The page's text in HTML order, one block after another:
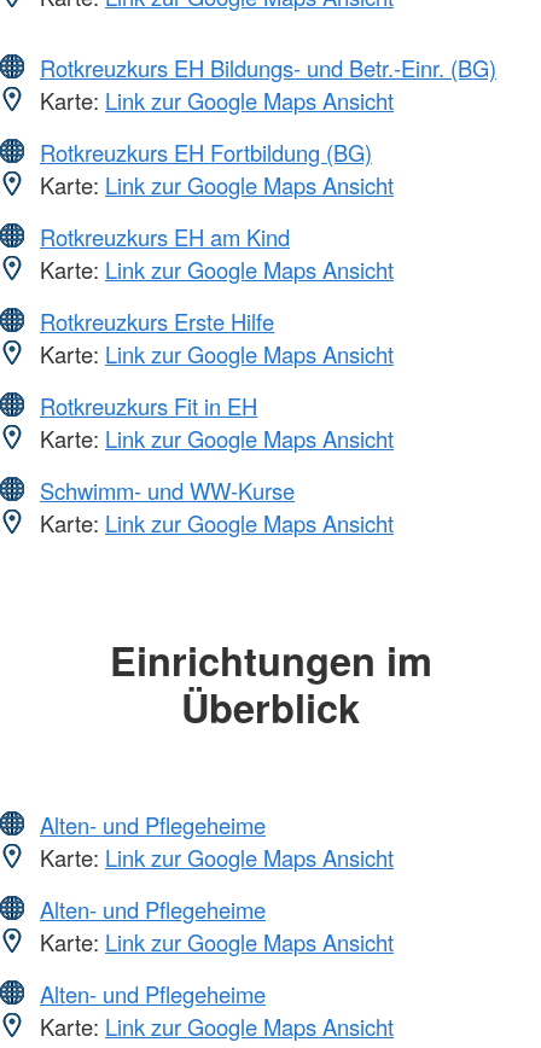
Rotkreuzkurs EH Bildungs- und Betr.-Einr. (BG)
Karte: Link zur Google Maps Ansicht
Rotkreuzkurs EH Fortbildung (BG)
Karte: Link zur Google Maps Ansicht
Rotkreuzkurs EH am Kind
Karte: Link zur Google Maps Ansicht
Rotkreuzkurs Erste Hilfe
Karte: Link zur Google Maps Ansicht
Rotkreuzkurs Fit in EH
Karte: Link zur Google Maps Ansicht
Schwimm- und WW-Kurse
Karte: Link zur Google Maps Ansicht
Einrichtungen im
Überblick
Alten- und Pflegeheime
Karte: Link zur Google Maps Ansicht
Alten- und Pflegeheime
Karte: Link zur Google Maps Ansicht
Alten- und Pflegeheime
Karte: Link zur Google Maps Ansicht